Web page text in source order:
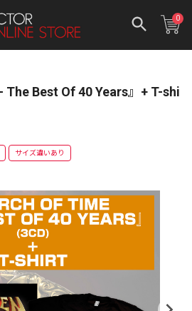
0
- The Best Of 40 Years』+ T-shi
サイズ違いあり